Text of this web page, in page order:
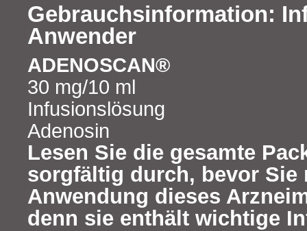
Gebrauchsinformation:
Anwender
ADENOSCAN®
30 mg/10 ml
Infusionslösung
Adenosin
Lesen Sie die gesamte
sorgfältig durch, bevor Sie
Anwendung dieses
denn sie enthält wichtige